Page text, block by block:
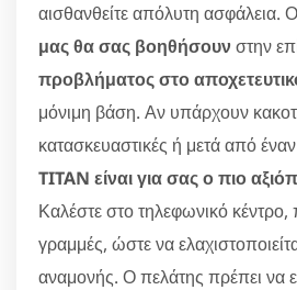
αισθανθείτε απόλυτη ασφάλεια.
μας θα σας βοηθήσουνστην
προβλήματος στο
μόνιμη βάση. Αν υπάρχουν
κατασκευαστικές ή μετά από
TITAN είναι για σας ο πιο
Καλέστε στο τηλεφωνικό κέντρο,
γραμμές, ώστε να
αναμονής. Ο πελάτης πρέπει να